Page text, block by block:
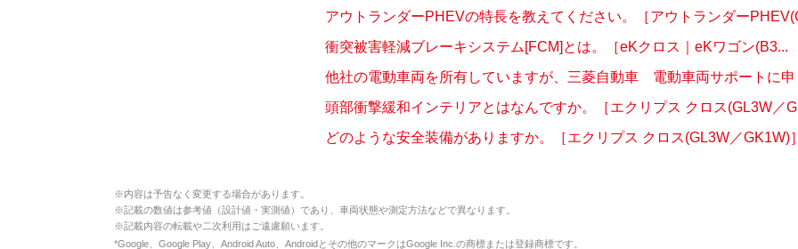
アウトランダーPHEVの特長を教えてください。［アウトランダー
衝突被害軽減ブレーキシステム[FCM]とは。［eKクロス｜eKワゴン(B3...
他社の電動車両を所有していますが、三菱自動車 電動車両サポートに申
頭部衝撃緩和インテリアとはなんですか。［エクリプス クロス(GL3W／
どのような安全装備がありますか。［エクリプス クロス(GL3W／GK1W)
※内容は予告なく変更する場合があります。
※記載の数値は参考値（設計値・実測値）であり、車両状態や測定方法などで異なります。
※記載内容の転載や二次利用はご遠慮願います。
*Google、Google Play、Android Auto、Androidとその他のマークはGoogle Inc.の商標または登録商標です。